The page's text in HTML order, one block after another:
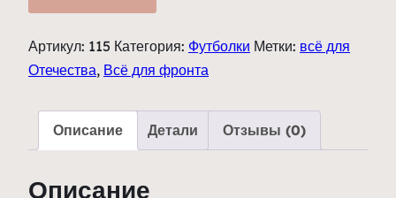
поло
для
фронта
всё
победы"
красная
Артикул: 115 Категория: Футболки Метки: всё для
Отечества, Всё для фронта
Описание Детали Отзывы (0)
Описание